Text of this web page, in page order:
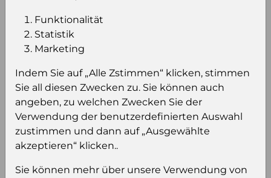
Einloggen um den Preis zu
Sie müssen eingeloggt sein, um Preise zu
sehen und/oder dieses Produkt zu kaufen.
Einloggen Anmeldung für B2B Konto
Funktionalität
Statistik
Marketing
Indem Sie auf „Alle Zstimmen“ klicken, stimmen
Sie all diesen Zwecken zu. Sie können auch
angeben, zu welchen Zwecken Sie der
Verwendung der benutzerdefinierten Auswahl
zustimmen und dann auf „Ausgewählte
akzeptieren“ klicken..
Sie können mehr über unsere Verwendung von